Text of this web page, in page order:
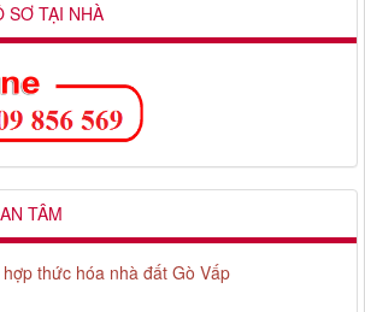
SƠ TẠI NHÀ
TÂM
hợp thức hóa nhà đất Gò Vấp